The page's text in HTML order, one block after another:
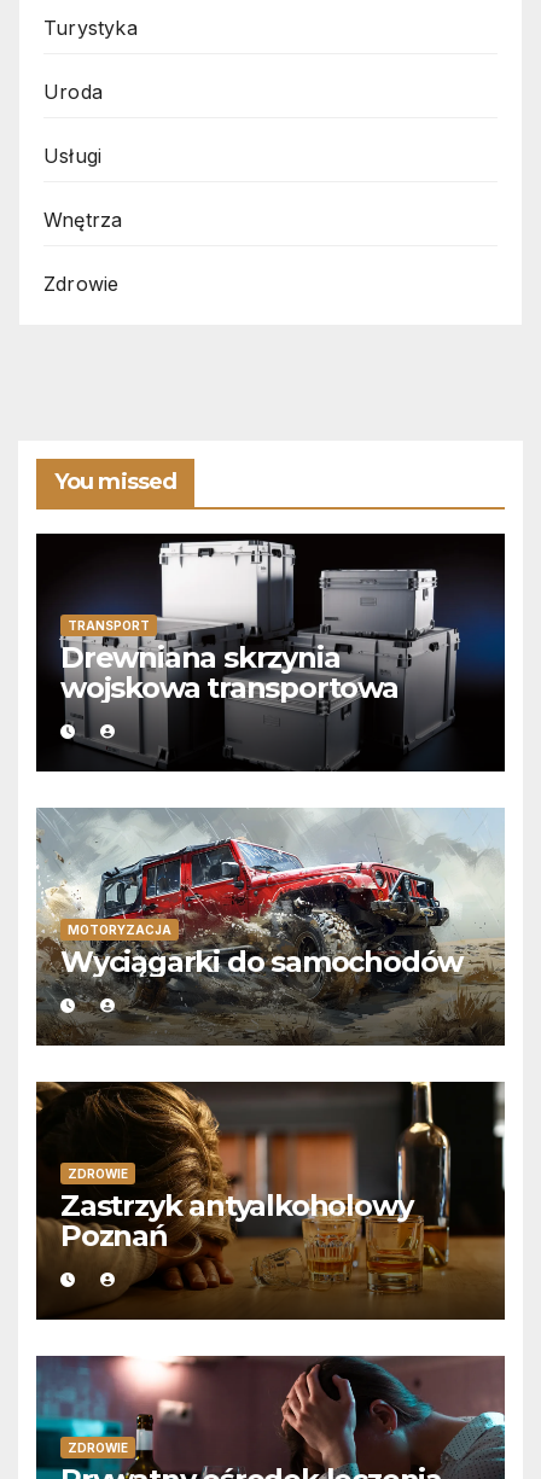
Turystyka
Uroda
Usługi
Wnętrza
Zdrowie
You missed
TRANSPORT
Drewniana skrzynia
wojskowa transportowa
MOTORYZACJA
Wyciągarki do samochodów
ZDROWIE
Zastrzyk antyalkoholowy
Poznań
ZDROWIE